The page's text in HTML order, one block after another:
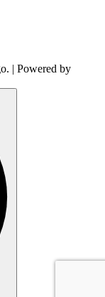
| Powered by